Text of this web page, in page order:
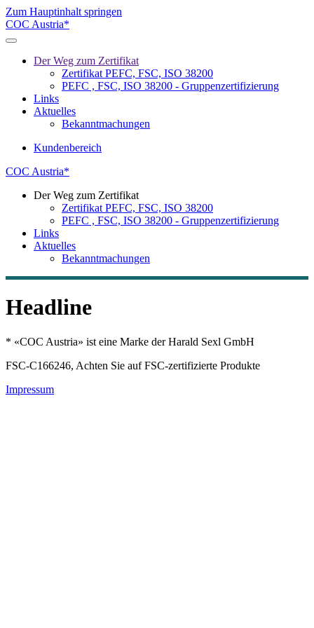
Zum Hauptinhalt springen
COC Austria*
Der Weg zum Zertifikat
Zertifikat PEFC, FSC, ISO 38200
PEFC , FSC, ISO 38200 - Gruppenzertifizierung
Links
Aktuelles
Bekanntmachungen
Kundenbereich
COC Austria*
Der Weg zum Zertifikat
Zertifikat PEFC, FSC, ISO 38200
PEFC , FSC, ISO 38200 - Gruppenzertifizierung
Links
Aktuelles
Bekanntmachungen
Headline
* «COC Austria» ist eine Marke der Harald Sexl GmbH
FSC-C166246, Achten Sie auf FSC-zertifizierte Produkte
Impressum